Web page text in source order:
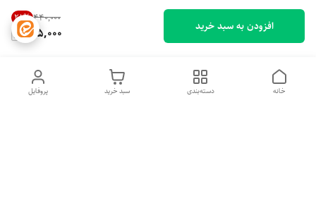
۴۴۰٬۰۰۰ 28%
315,000 افزودن به سبد خرید
پروفایل سبد خرید دسته‌بندی خانه